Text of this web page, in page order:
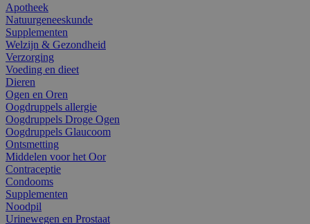
Apotheek
Natuurgeneeskunde
Supplementen
Welzijn & Gezondheid
Verzorging
Voeding en dieet
Dieren
Ogen en Oren
Oogdruppels allergie
Oogdruppels Droge Ogen
Oogdruppels Glaucoom
Ontsmetting
Middelen voor het Oor
Contraceptie
Condooms
Supplementen
Noodpil
Urinewegen en Prostaat